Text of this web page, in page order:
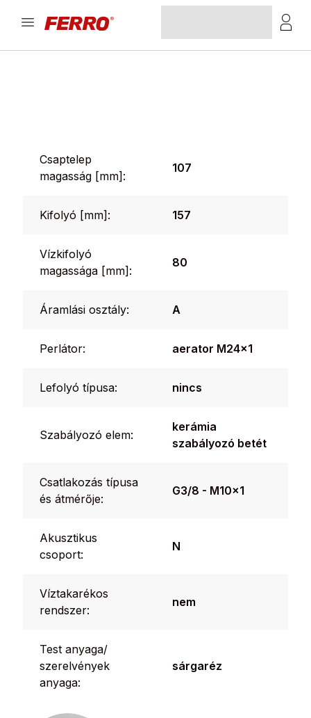
Csaptelep
magasság [mm]:
107
Kifolyó [mm]: 157
Vízkifolyó
magassága [mm]:
80
Áramlási osztály: A
Perlátor: aerator M24x1
Lefolyó típusa: nincs
Szabályozó elem:
kerámia
szabályozó betét
Csatlakozás típusa
és átmérője:
G3/8 - M10x1
Akusztikus
csoport:
N
Víztakarékos
rendszer:
nem
Test anyaga/
szerelvények
anyaga:
sárgaréz